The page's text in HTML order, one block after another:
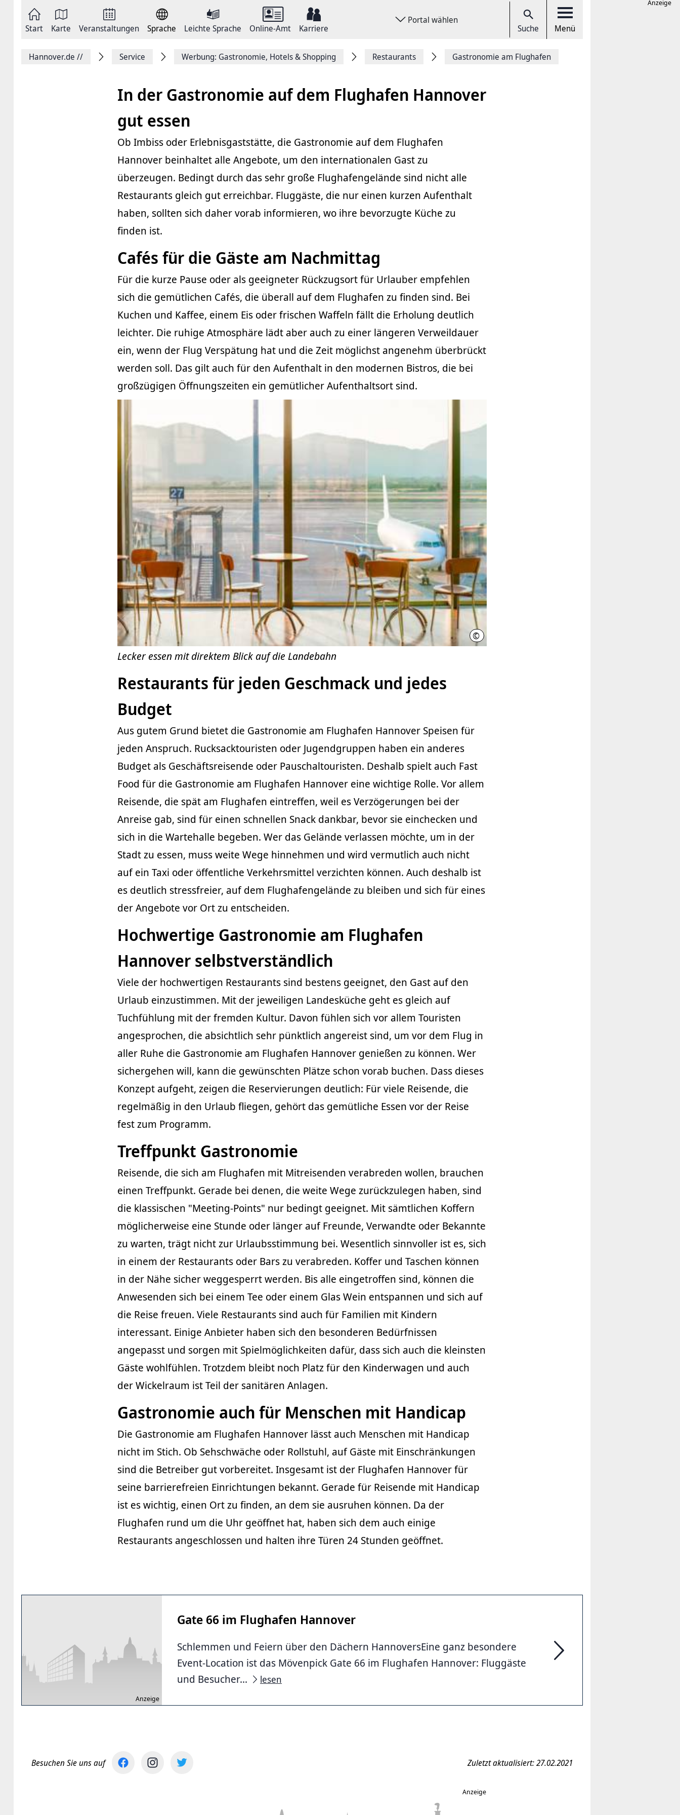
springen
Start Karte Veranstaltungen Sprache Leichte Sprache Online-Amt Karriere
Portal wählen
Suche Menü
FacebookHannover.de // Service Werbung: Gastronomie, Hotels & Shopping Restaurants Gastronomie am Flughafen
In der Gastronomie auf dem Flughafen Hannover
gut essen
Ob Imbiss oder Erlebnisgaststätte, die Gastronomie auf dem Flughafen
Hannover beinhaltet alle Angebote, um den internationalen Gast zu
überzeugen. Bedingt durch das sehr große Flughafengelände sind nicht alle
Restaurants gleich gut erreichbar. Fluggäste, die nur einen kurzen Aufenthalt
haben, sollten sich daher vorab informieren, wo ihre bevorzugte Küche zu
finden ist.
Cafés für die Gäste am Nachmittag
Für die kurze Pause oder als geeigneter Rückzugsort für Urlauber empfehlen
sich die gemütlichen Cafés, die überall auf dem Flughafen zu finden sind. Bei
Kuchen und Kaffee, einem Eis oder frischen Waffeln fällt die Erholung deutlich
leichter. Die ruhige Atmosphäre lädt aber auch zu einer längeren Verweildauer
ein, wenn der Flug Verspätung hat und die Zeit möglichst angenehm überbrückt
werden soll. Das gilt auch für den Aufenthalt in den modernen Bistros, die bei
großzügigen Öffnungszeiten ein gemütlicher Aufenthaltsort sind.
© kosmos111 - Fotolia.com
Lecker essen mit direktem Blick auf die Landebahn
Restaurants für jeden Geschmack und jedes
Budget
Aus gutem Grund bietet die Gastronomie am Flughafen Hannover Speisen für
jeden Anspruch. Rucksacktouristen oder Jugendgruppen haben ein anderes
Budget als Geschäftsreisende oder Pauschaltouristen. Deshalb spielt auch Fast
Food für die Gastronomie am Flughafen Hannover eine wichtige Rolle. Vor allem
Reisende, die spät am Flughafen eintreffen, weil es Verzögerungen bei der
Anreise gab, sind für einen schnellen Snack dankbar, bevor sie einchecken und
sich in die Wartehalle begeben. Wer das Gelände verlassen möchte, um in der
Stadt zu essen, muss weite Wege hinnehmen und wird vermutlich auch nicht
auf ein Taxi oder öffentliche Verkehrsmittel verzichten können. Auch deshalb ist
es deutlich stressfreier, auf dem Flughafengelände zu bleiben und sich für eines
der Angebote vor Ort zu entscheiden.
Hochwertige Gastronomie am Flughafen
Hannover selbstverständlich
Viele der hochwertigen Restaurants sind bestens geeignet, den Gast auf den
Urlaub einzustimmen. Mit der jeweiligen Landesküche geht es gleich auf
Tuchfühlung mit der fremden Kultur. Davon fühlen sich vor allem Touristen
angesprochen, die absichtlich sehr pünktlich angereist sind, um vor dem Flug in
aller Ruhe die Gastronomie am Flughafen Hannover genießen zu können. Wer
sichergehen will, kann die gewünschten Plätze schon vorab buchen. Dass dieses
Konzept aufgeht, zeigen die Reservierungen deutlich: Für viele Reisende, die
regelmäßig in den Urlaub fliegen, gehört das gemütliche Essen vor der Reise
fest zum Programm.
Treffpunkt Gastronomie
Reisende, die sich am Flughafen mit Mitreisenden verabreden wollen, brauchen
einen Treffpunkt. Gerade bei denen, die weite Wege zurückzulegen haben, sind
die klassischen "Meeting-Points" nur bedingt geeignet. Mit sämtlichen Koffern
möglicherweise eine Stunde oder länger auf Freunde, Verwandte oder Bekannte
zu warten, trägt nicht zur Urlaubsstimmung bei. Wesentlich sinnvoller ist es, sich
in einem der Restaurants oder Bars zu verabreden. Koffer und Taschen können
in der Nähe sicher weggesperrt werden. Bis alle eingetroffen sind, können die
Anwesenden sich bei einem Tee oder einem Glas Wein entspannen und sich auf
die Reise freuen. Viele Restaurants sind auch für Familien mit Kindern
interessant. Einige Anbieter haben sich den besonderen Bedürfnissen
angepasst und sorgen mit Spielmöglichkeiten dafür, dass sich auch die kleinsten
Gäste wohlfühlen. Trotzdem bleibt noch Platz für den Kinderwagen und auch
der Wickelraum ist Teil der sanitären Anlagen.
Gastronomie auch für Menschen mit Handicap
Die Gastronomie am Flughafen Hannover lässt auch Menschen mit Handicap
nicht im Stich. Ob Sehschwäche oder Rollstuhl, auf Gäste mit Einschränkungen
sind die Betreiber gut vorbereitet. Insgesamt ist der Flughafen Hannover für
seine barrierefreien Einrichtungen bekannt. Gerade für Reisende mit Handicap
ist es wichtig, einen Ort zu finden, an dem sie ausruhen können. Da der
Flughafen rund um die Uhr geöffnet hat, haben sich dem auch einige
Restaurants angeschlossen und halten ihre Türen 24 Stunden geöffnet.
Anzeige
Gate 66 im Flughafen Hannover
Schlemmen und Feiern über den Dächern HannoversEine ganz besondere
Event-Location ist das Mövenpick Gate 66 im Flughafen Hannover: Fluggäste
und Besucher...
lesen
Besuchen Sie uns auf Zuletzt aktualisiert: 27.02.2021
Anzeige
Anzeige